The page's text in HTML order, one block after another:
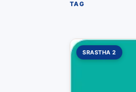
TAG
SRASTHA 2